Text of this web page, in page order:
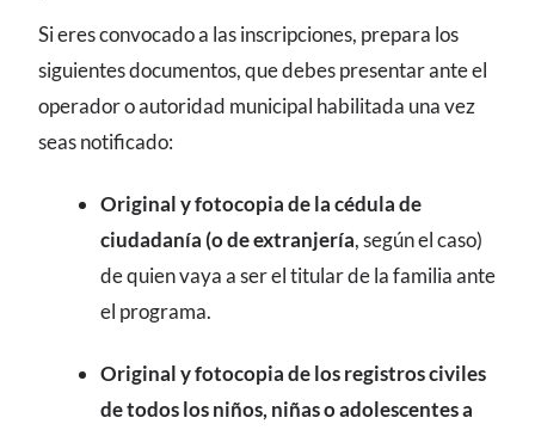
Si eres convocado a las inscripciones, prepara los
siguientes documentos, que debes presentar ante el
operador o autoridad municipal habilitada una vez
seas notificado:
Original y fotocopia de la cédula de
ciudadanía (o de extranjería, según el caso)
de quien vaya a ser el titular de la familia ante
el programa.
Original y fotocopia de los registros civiles
de todos los niños, niñas o adolescentes a